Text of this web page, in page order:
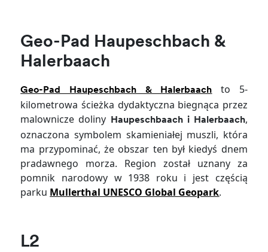
Geo-Pad Haupeschbach &
Halerbaach
Geo-Pad Haupeschbach & Halerbaach
to 5-
kilometrowa ścieżka dydaktyczna biegnąca przez
malownicze doliny Haupeschbaach i Halerbaach,
oznaczona symbolem skamieniałej muszli, która
ma przypominać, że obszar ten był kiedyś dnem
pradawnego morza. Region został uznany za
pomnik narodowy w 1938 roku i jest częścią
parku Mullerthal UNESCO Global Geopark.
L2